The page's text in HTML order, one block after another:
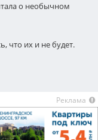
о необычном
что их и не будет.
Реклама